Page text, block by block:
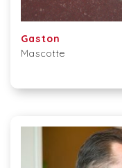
Gaston
Mascotte